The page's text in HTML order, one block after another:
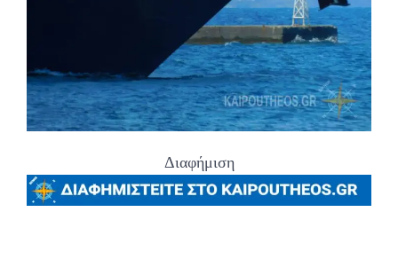
Διαφήμιση